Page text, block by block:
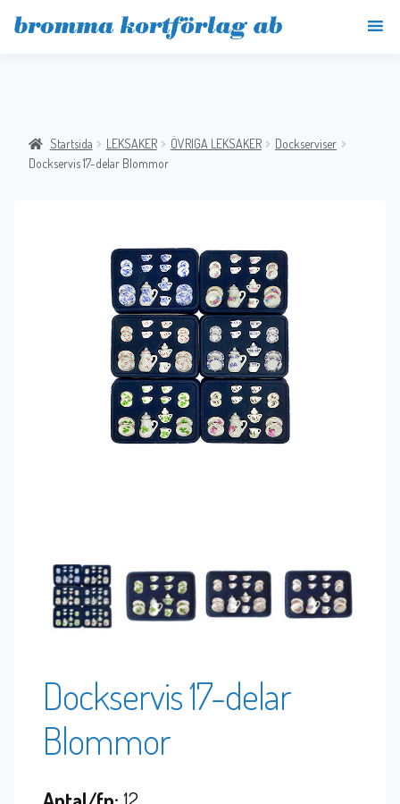
Startsida LEKSAKER ÖVRIGA LEKSAKER
Dockserviser
Dockservis 17-delar Blommor
Dockservis 17-delar
Blommor